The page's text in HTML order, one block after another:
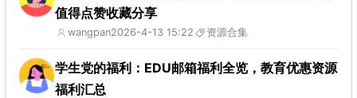
值得点赞收藏分享
wangpan2026-4-13 15:22 资源合集
学生党的福利：EDU邮箱福利全览，教育优惠资源
福利汇总